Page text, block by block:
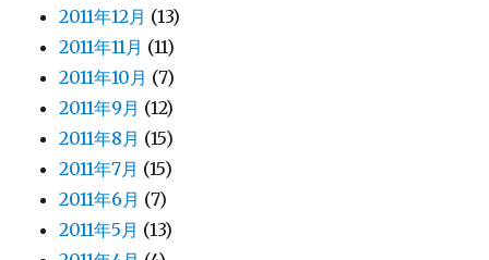
2011年12月 (13)
2011年11月 (11)
2011年10月 (7)
2011年9月 (12)
2011年8月 (15)
2011年7月 (15)
2011年6月 (7)
2011年5月 (13)